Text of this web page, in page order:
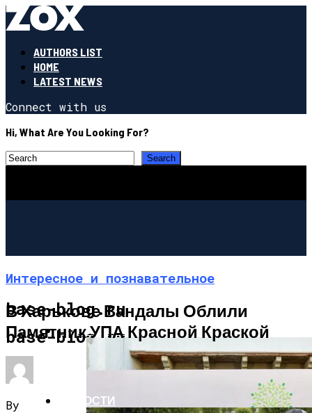
AUTHORS LIST
HOME
LATEST NEWS
Connect with us
Hi, What Are You Looking For?
base-blog.ru
base-blog.ru
ЭКОНОМИКА И ПОЛИТИКА
НОВОСТИ
Интересное и познавательное
В Харькове Вандалы Облили
Памятник УПА Красной Краской
By